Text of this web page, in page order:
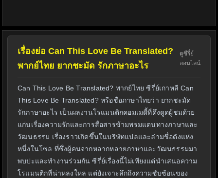
เรื่องย่อ Can This Love Be Translated?
พากย์ไทย ยากชะมัด รักภาษาอะไร
ดูซีรี่ย์
ออนไลน์
Can This Love Be Translated? พากย์ไทย ซีรี่ย์เกาหลี Can
This Love Be Translated? หรือชื่อภาษาไทยว่า ยากชะมัด
รักภาษาอะไร เป็นผลงานโรแมนติกคอมเมดี้ที่ดึงดูดผู้ชมด้วย
แก่นเรื่องความรักและการสื่อสารข้ามพรมแดนทางภาษาและ
วัฒนธรรม เรื่องราวเกิดขึ้นในบริษัทแปลและล่ามชื่อดังแห่ง
หนึ่งในโซล ที่ซึ่งผู้คนจากหลากหลายภาษาและวัฒนธรรมมา
พบปะและทำงานร่วมกัน ซีรี่ย์เรื่องนี้ไม่เพียงแต่นำเสนอความ
โรแมนติกที่น่าหลงใหล แต่ยังเจาะลึกถึงความซับซ้อนของ